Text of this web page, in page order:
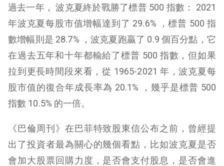
過去一年， 波克夏終於戰勝了標普 500 指數： 2021
年波克夏每股市值增幅達到了 29.6% ，標普 500 指
數增幅則是 28.7% ，波克夏跑贏了 0.9 個百分點，它
在過去五年和十年都輸給了標普 500 指數，但如果
拉到更長時間段來看，從 1965-2021 年，波克夏每
股市值的復合年成長率為 20.1% ，幾乎是標普 500
指數 10.5% 的一倍。
《巴倫周刊》在巴菲特致股東信公布之前，曾經提
出了投資者最為關心的幾個看點，比如波克夏是否
會加大股票回購力度，是否會支付股息，是否會進